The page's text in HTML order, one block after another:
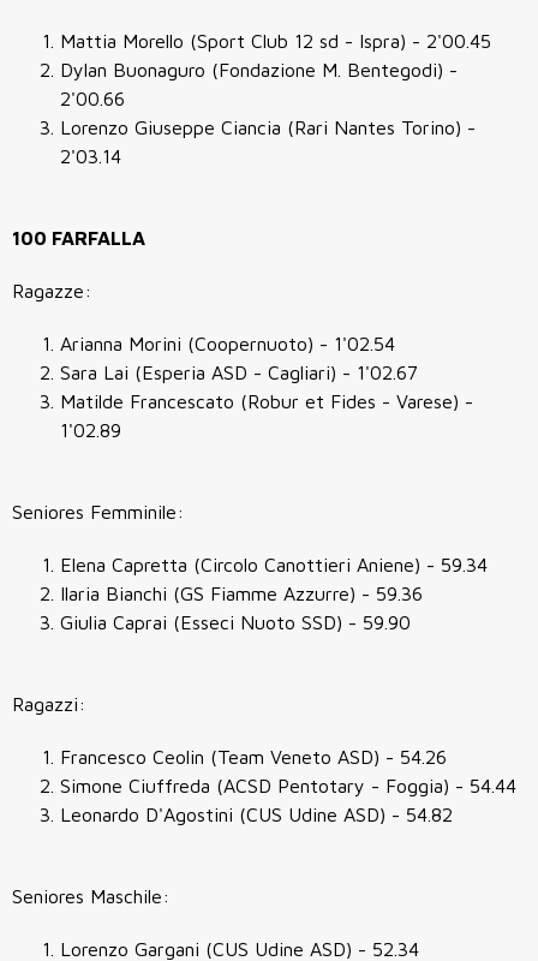
Mattia Morello (Sport Club 12 sd - Ispra) - 2'00.45
Dylan Buonaguro (Fondazione M. Bentegodi) -
2'00.66
Lorenzo Giuseppe Ciancia (Rari Nantes Torino) -
2'03.14
100 FARFALLA
Ragazze:
Arianna Morini (Coopernuoto) - 1'02.54
Sara Lai (Esperia ASD - Cagliari) - 1'02.67
Matilde Francescato (Robur et Fides - Varese) -
1'02.89
Seniores Femminile:
Elena Capretta (Circolo Canottieri Aniene) - 59.34
Ilaria Bianchi (GS Fiamme Azzurre) - 59.36
Giulia Caprai (Esseci Nuoto SSD) - 59.90
Ragazzi:
Francesco Ceolin (Team Veneto ASD) - 54.26
Simone Ciuffreda (ACSD Pentotary - Foggia) - 54.44
Leonardo D'Agostini (CUS Udine ASD) - 54.82
Seniores Maschile:
Lorenzo Gargani (CUS Udine ASD) - 52.34